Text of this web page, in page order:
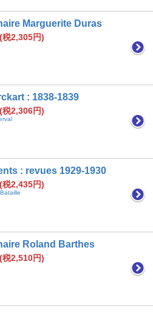
Marguerite Duras
2,305円)
: 1838-1839
2,306円)
: revues 1929-1930
2,435円)
Roland Barthes
2,510円)